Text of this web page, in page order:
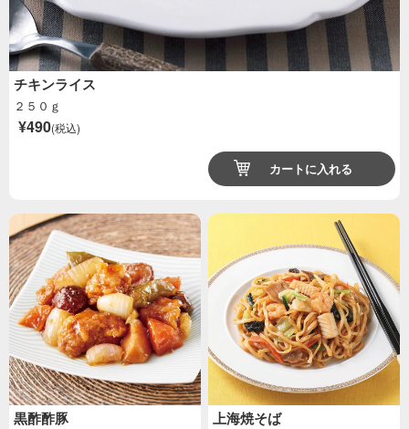
チキンライス
２５０ｇ
¥490(税込)
カートに入れる
黒酢酢豚 上海焼そば